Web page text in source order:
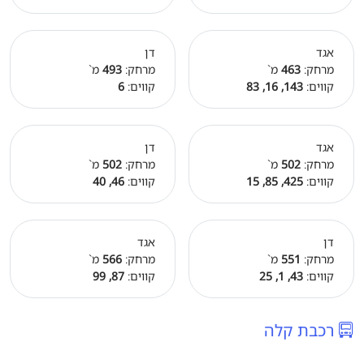
אגד
מרחק: 463 מ`
קווים: 143, 16, 83
דן
מרחק: 493 מ`
קווים: 6
אגד
מרחק: 502 מ`
קווים: 425, 85, 15
דן
מרחק: 502 מ`
קווים: 46, 40
דן
מרחק: 551 מ`
קווים: 43, 1, 25
אגד
מרחק: 566 מ`
קווים: 87, 99
רכבת קלה